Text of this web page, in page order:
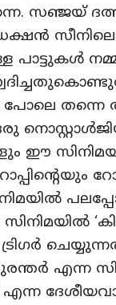
സഞ്ജയ്
പാട്ടുകൾ
പോലെ
ഈ
ദുരന്തർ എന്ന